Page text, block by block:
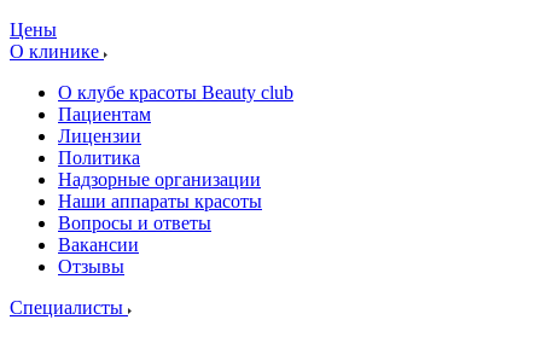
Цены
О клинике
О клубе красоты Beauty club
Пациентам
Лицензии
Политика
Надзорные организации
Наши аппараты красоты
Вопросы и ответы
Вакансии
Отзывы
Специалисты